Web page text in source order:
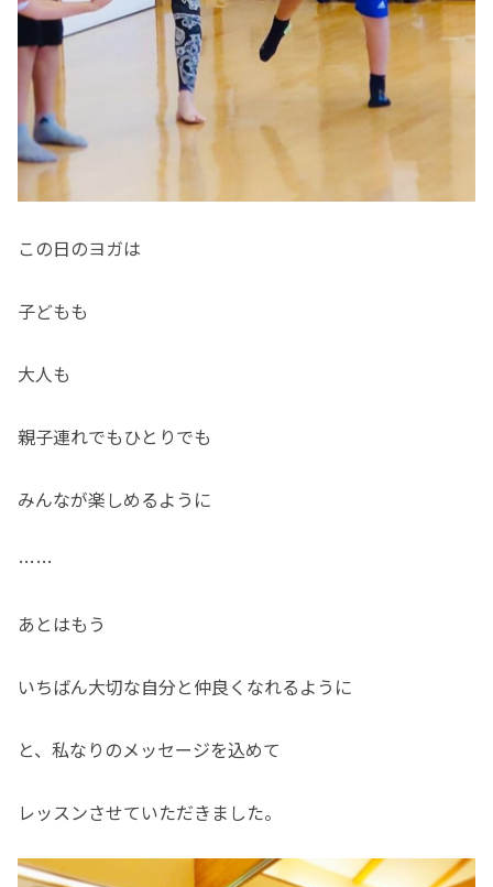
この日のヨガは
子どもも
大人も
親子連れでもひとりでも
みんなが楽しめるように
……
あとはもう
いちばん大切な自分と仲良くなれるように
と、私なりのメッセージを込めて
レッスンさせていただきました。